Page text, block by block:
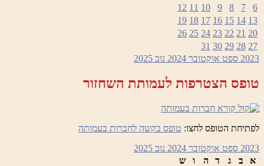
6
7
8
9
10
11
12
13
14
15
16
17
18
19
20
21
22
23
24
25
26
27
28
29
30
31
2023 ספט אוקטובר 2024 נוב 2025
טופס הצטרפות לעמותת השחזור
לפתיחת הטופס לחצו: טופס בקשה לחברות בעמותה
2023 ספט אוקטובר 2024 נוב 2025
א
ב ג ד ה ו
ש